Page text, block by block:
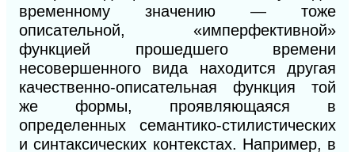
временному значению — тоже
описательной, «имперфективной»
функцией прошедшего времени
несовершенного вида находится другая
качественно-описательная функция той
же формы, проявляющаяся в
определенных семантико-стилистических
и синтаксических контекстах. Например, в